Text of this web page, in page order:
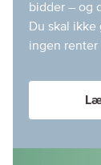
bidder – og
Du skal
ingen renter